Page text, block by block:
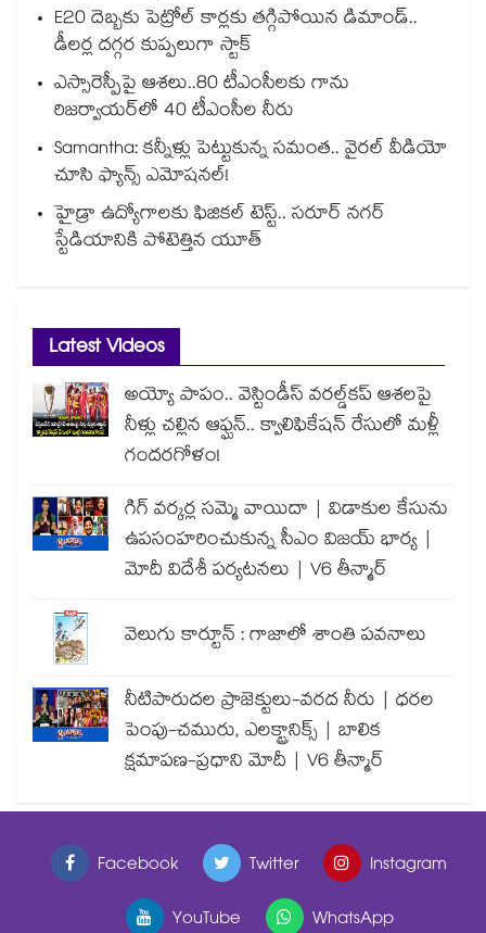
E20 దెబ్బకు పెట్రోల్ కార్లకు తగ్గిపోయిన డిమాండ్..
డీలర్ల దగ్గర కుప్పలుగా స్టాక్
ఎస్సారెస్పీపై ఆశలు..80 టీఎంసీలకు గాను
రిజర్వాయర్‌‌‌‌‌‌‌‌‌‌‌‌‌‌‌‌లో 40 టీఎంసీల నీరు
Samantha: కన్నీళ్లు పెట్టుకున్న సమంత.. వైరల్ వీడియో
చూసి ఫ్యాన్స్ ఎమోషనల్!
హైడ్రా ఉద్యోగాలకు ఫిజికల్ టెస్ట్.. సరూర్ నగర్
స్టేడియానికి పోటెత్తిన యూత్
Latest Videos
అయ్యో పాపం.. వెస్టిండీస్ వరల్డ్‌కప్ ఆశలపై
నీళ్లు చల్లిన ఆఫ్ఘన్.. క్వాలిఫికేషన్ రేసులో మళ్లీ
గందరగోళం!
గిగ్ వర్కర్ల సమ్మె వాయిదా | విడాకుల కేసును
ఉపసంహరించుకున్న సీఎం విజయ్ భార్య |
మోదీ విదేశీ పర్యటనలు | V6 తీన్మార్
వెలుగు కార్టూన్ : గాజాలో శాంతి పవనాలు
నీటిపారుదల ప్రాజెక్టులు-వరద నీరు | ధరల
పెంపు-చమురు, ఎలక్ట్రానిక్స్ | బాలిక
క్షమాపణ-ప్రధాని మోదీ | V6 తీన్మార్
Facebook Twitter
Instagram
YouTube
WhatsApp